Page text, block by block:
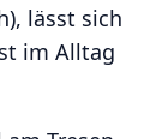
lässt sich
im Alltag